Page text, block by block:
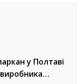
у Полтаві